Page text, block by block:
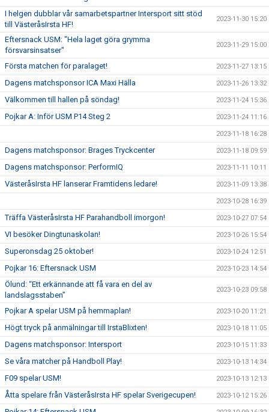
I helgen dubblar vår samarbetspartner Intersport sitt stöd
till VästeråsIrsta HF!
2023-11-30 15:20
Eftersnack USM: "Hela laget göra grymma
försvarsinsatser"
2023-11-29 15:00
Första matchen för paralaget! 2023-11-27 13:15
Dagens matchsponsor ICA Maxi Hälla 2023-11-26 13:32
Välkommen till hallen på söndag! 2023-11-24 15:36
Pojkar A: Inför USM P14 Steg 2 2023-11-24 11:16
2023-11-18 16:28
Dagens matchsponsor: Brages Tryckcenter 2023-11-18 09:59
Dagens matchsponsor: PerformIQ 2023-11-11 10:11
VästeråsIrsta HF lanserar Framtidens ledare! 2023-11-09 13:38
2023-10-28 16:39
Träffa VästeråsIrsta HF Parahandboll imorgon! 2023-10-27 07:54
VI besöker Dingtunaskolan! 2023-10-26 15:54
Superonsdag 25 oktober! 2023-10-24 12:51
Pojkar 16: Eftersnack USM 2023-10-23 14:54
Ölund: “Ett erkännande att få vara en del av
landslagsstaben”
2023-10-23 09:58
Pojkar A spelar USM på hemmaplan! 2023-10-20 11:21
Högt tryck på anmälningar till IrstaBlixten! 2023-10-18 11:05
Dagens matchsponsor: Intersport 2023-10-15 11:33
Se våra matcher på Handboll Play! 2023-10-13 14:34
F09 spelar USM! 2023-10-13 12:13
Åtta spelare från VästeråsIrsta HF spelar Sverigecupen! 2023-10-12 15:26